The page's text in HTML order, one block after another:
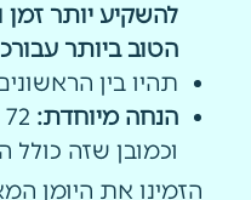
להשקיע יותר זמן
הטוב ביותר
תהיו בין
הנחה מיוחדת:
וכמובן שזה כולל
הזמינו את היומן